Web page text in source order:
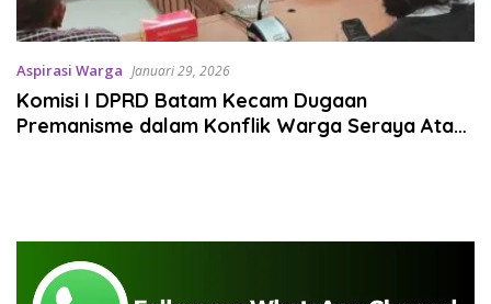
Aspirasi Warga Januari 29, 2026
Komisi I DPRD Batam Kecam Dugaan
Premanisme dalam Konflik Warga Seraya Atas